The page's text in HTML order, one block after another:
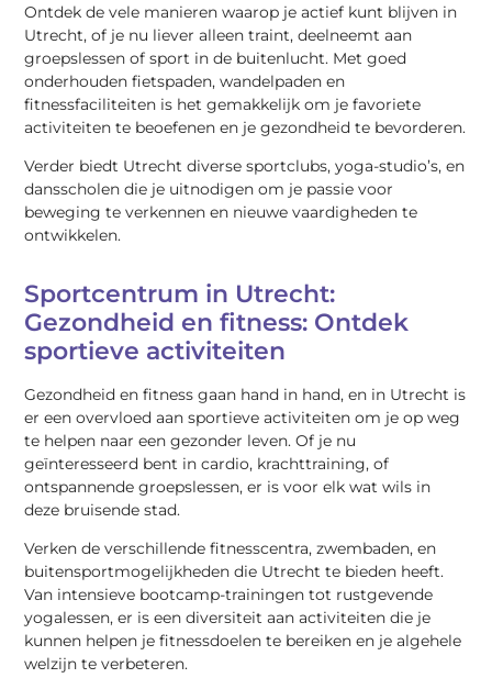
Ontdek de vele manieren waarop je actief kunt blijven in
Utrecht, of je nu liever alleen traint, deelneemt aan
groepslessen of sport in de buitenlucht. Met goed
onderhouden fietspaden, wandelpaden en
fitnessfaciliteiten is het gemakkelijk om je favoriete
activiteiten te beoefenen en je gezondheid te bevorderen.
Verder biedt Utrecht diverse sportclubs, yoga-studio’s, en
dansscholen die je uitnodigen om je passie voor
beweging te verkennen en nieuwe vaardigheden te
ontwikkelen.
Sportcentrum in Utrecht:
Gezondheid en fitness: Ontdek
sportieve activiteiten
Gezondheid en fitness gaan hand in hand, en in Utrecht is
er een overvloed aan sportieve activiteiten om je op weg
te helpen naar een gezonder leven. Of je nu
geïnteresseerd bent in cardio, krachttraining, of
ontspannende groepslessen, er is voor elk wat wils in
deze bruisende stad.
Verken de verschillende fitnesscentra, zwembaden, en
buitensportmogelijkheden die Utrecht te bieden heeft.
Van intensieve bootcamp-trainingen tot rustgevende
yogalessen, er is een diversiteit aan activiteiten die je
kunnen helpen je fitnessdoelen te bereiken en je algehele
welzijn te verbeteren.